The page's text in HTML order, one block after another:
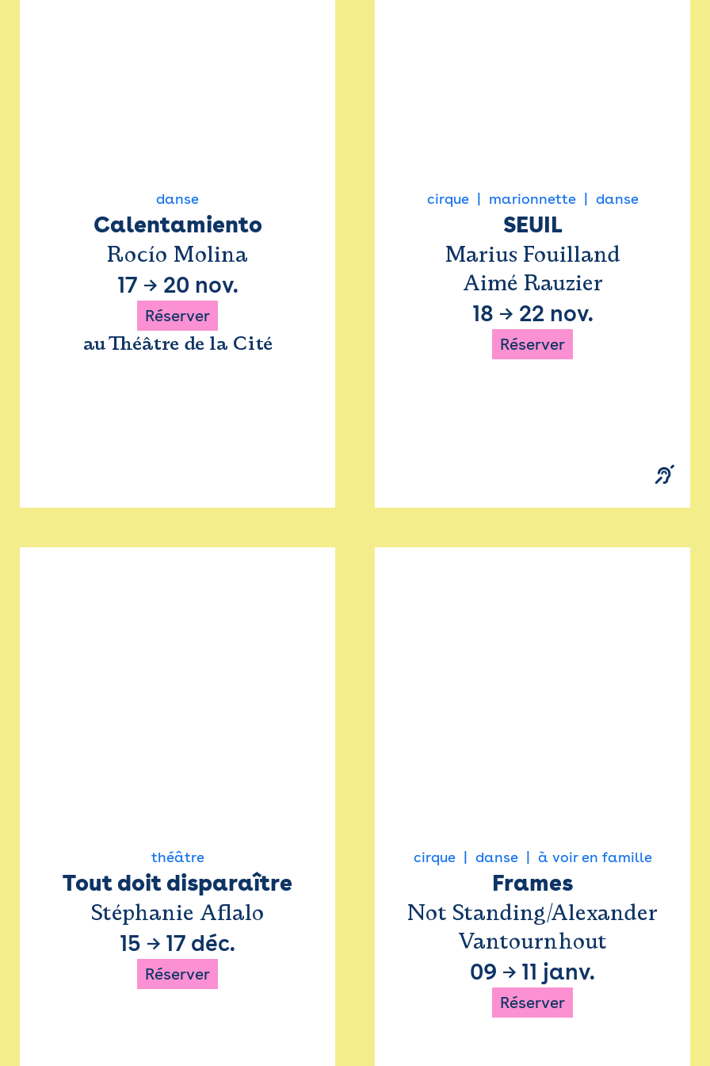
danse
Calentamiento
Rocío Molina
17 → 20 nov.
Réserver
au Théâtre de la Cité
cirque marionnette danse
SEUIL
Marius Fouilland
Aimé Rauzier
18 → 22 nov.
Réserver
théâtre
Tout doit disparaître
Stéphanie Aflalo
15 → 17 déc.
Réserver
cirque danse à voir en famille
Frames
Not Standing/Alexander
Vantournhout
09 → 11 janv.
Réserver